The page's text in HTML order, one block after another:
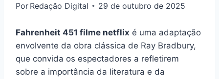
Por Redação Digital 29 de outubro de 2025
Fahrenheit 451 filme netflix é uma adaptação
envolvente da obra clássica de Ray Bradbury,
que convida os espectadores a refletirem
sobre a importância da literatura e da